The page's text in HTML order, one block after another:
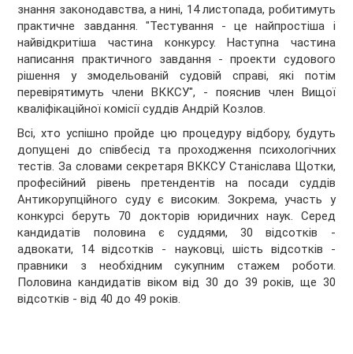
знання законодавства, а нині, 14 листопада, робитимуть
практичне завдання. "Тестування - це найпростіша і
найвідкритіша частина конкурсу. Наступна частина
написання практичного завдання - проекти судового
рішення у змодельованій судовій справі, які потім
перевірятимуть члени ВККСУ", - пояснив член Вищої
кваліфікаційної комісії суддів Андрій Козлов.
Всі, хто успішно пройде цю процедуру відбору, будуть
допущені до співбесід та проходження психологічних
тестів. За словами секретаря ВККСУ Станіслава Щотки,
професійний рівень претендентів на посади суддів
Антикорупційного суду є високим. Зокрема, участь у
конкурсі беруть 70 докторів юридичних наук. Серед
кандидатів половина є суддями, 30 відсотків -
адвокати, 14 відсотків - науковці, шість відсотків -
правники з необхідним сукупним стажем роботи.
Половина кандидатів віком від 30 до 39 років, ще 30
відсотків - від 40 до 49 років.